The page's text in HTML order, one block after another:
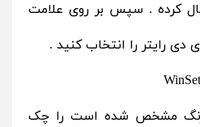
کرده . سپس بر روی علامت
رایتر را انتخاب کنید .
رنگ مشخص شده است را چک